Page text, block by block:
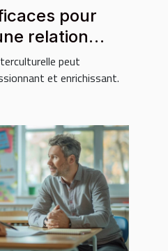
pour
relation
peut
et enrichissant.